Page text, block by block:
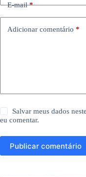
E-mail*
Adicionar comentário *
Salvar meus dados
eu comentar.
Publicar comentário